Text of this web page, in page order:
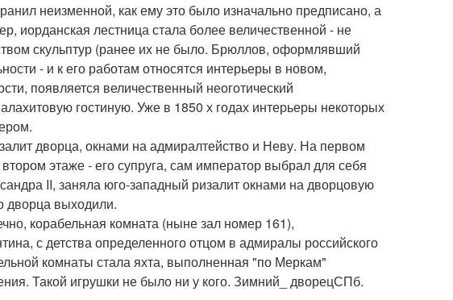
неизменной, как ему это было изначально предписано, а
иорданская лестница стала более величественной - не
скульптур (ранее их не было. Брюллов, оформлявший
- и к его работам относятся интерьеры в новом,
появляется величественный неоготический
гостиную. Уже в 1850 х годах интерьеры некоторых
дворца, окнами на адмиралтейство и Неву. На первом
этаже - его супруга, сам император выбрал для себя
II, заняла юго-западный ризалит окнами на дворцовую
дворца выходили.
корабельная комната (ныне зал номер 161),
с детства определенного отцом в адмиралы российского
комнаты стала яхта, выполненная "по Меркам"
Такой игрушки не было ни у кого. Зимний_ дворецСПб.